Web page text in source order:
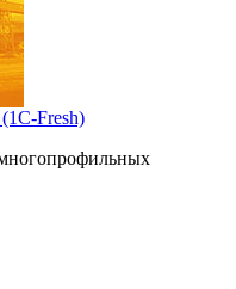
Fresh)